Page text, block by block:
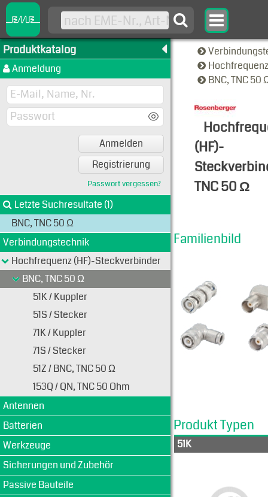
Produktkatalog
Anmeldung
Anmelden
Registrierung
Passwort vergessen?
Letzte Suchresultate (1)
BNC, TNC 50 Ω
Verbindungstechnik
Hochfrequenz (HF)-Steckverbinder
BNC, TNC 50 Ω
51K / Kuppler
51S / Stecker
71K / Kuppler
71S / Stecker
51Z / BNC, TNC 50 Ω
153Q / QN, TNC 50 Ohm
Antennen
Batterien
Werkzeuge
Sicherungen und Zubehör
Passive Bauteile
BNC, TNC 50
(HF)-
TNC 50 Ω
Familienbild
Produkt Typen
51K